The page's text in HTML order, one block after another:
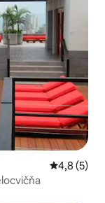
Priemerné
4,8 (5)